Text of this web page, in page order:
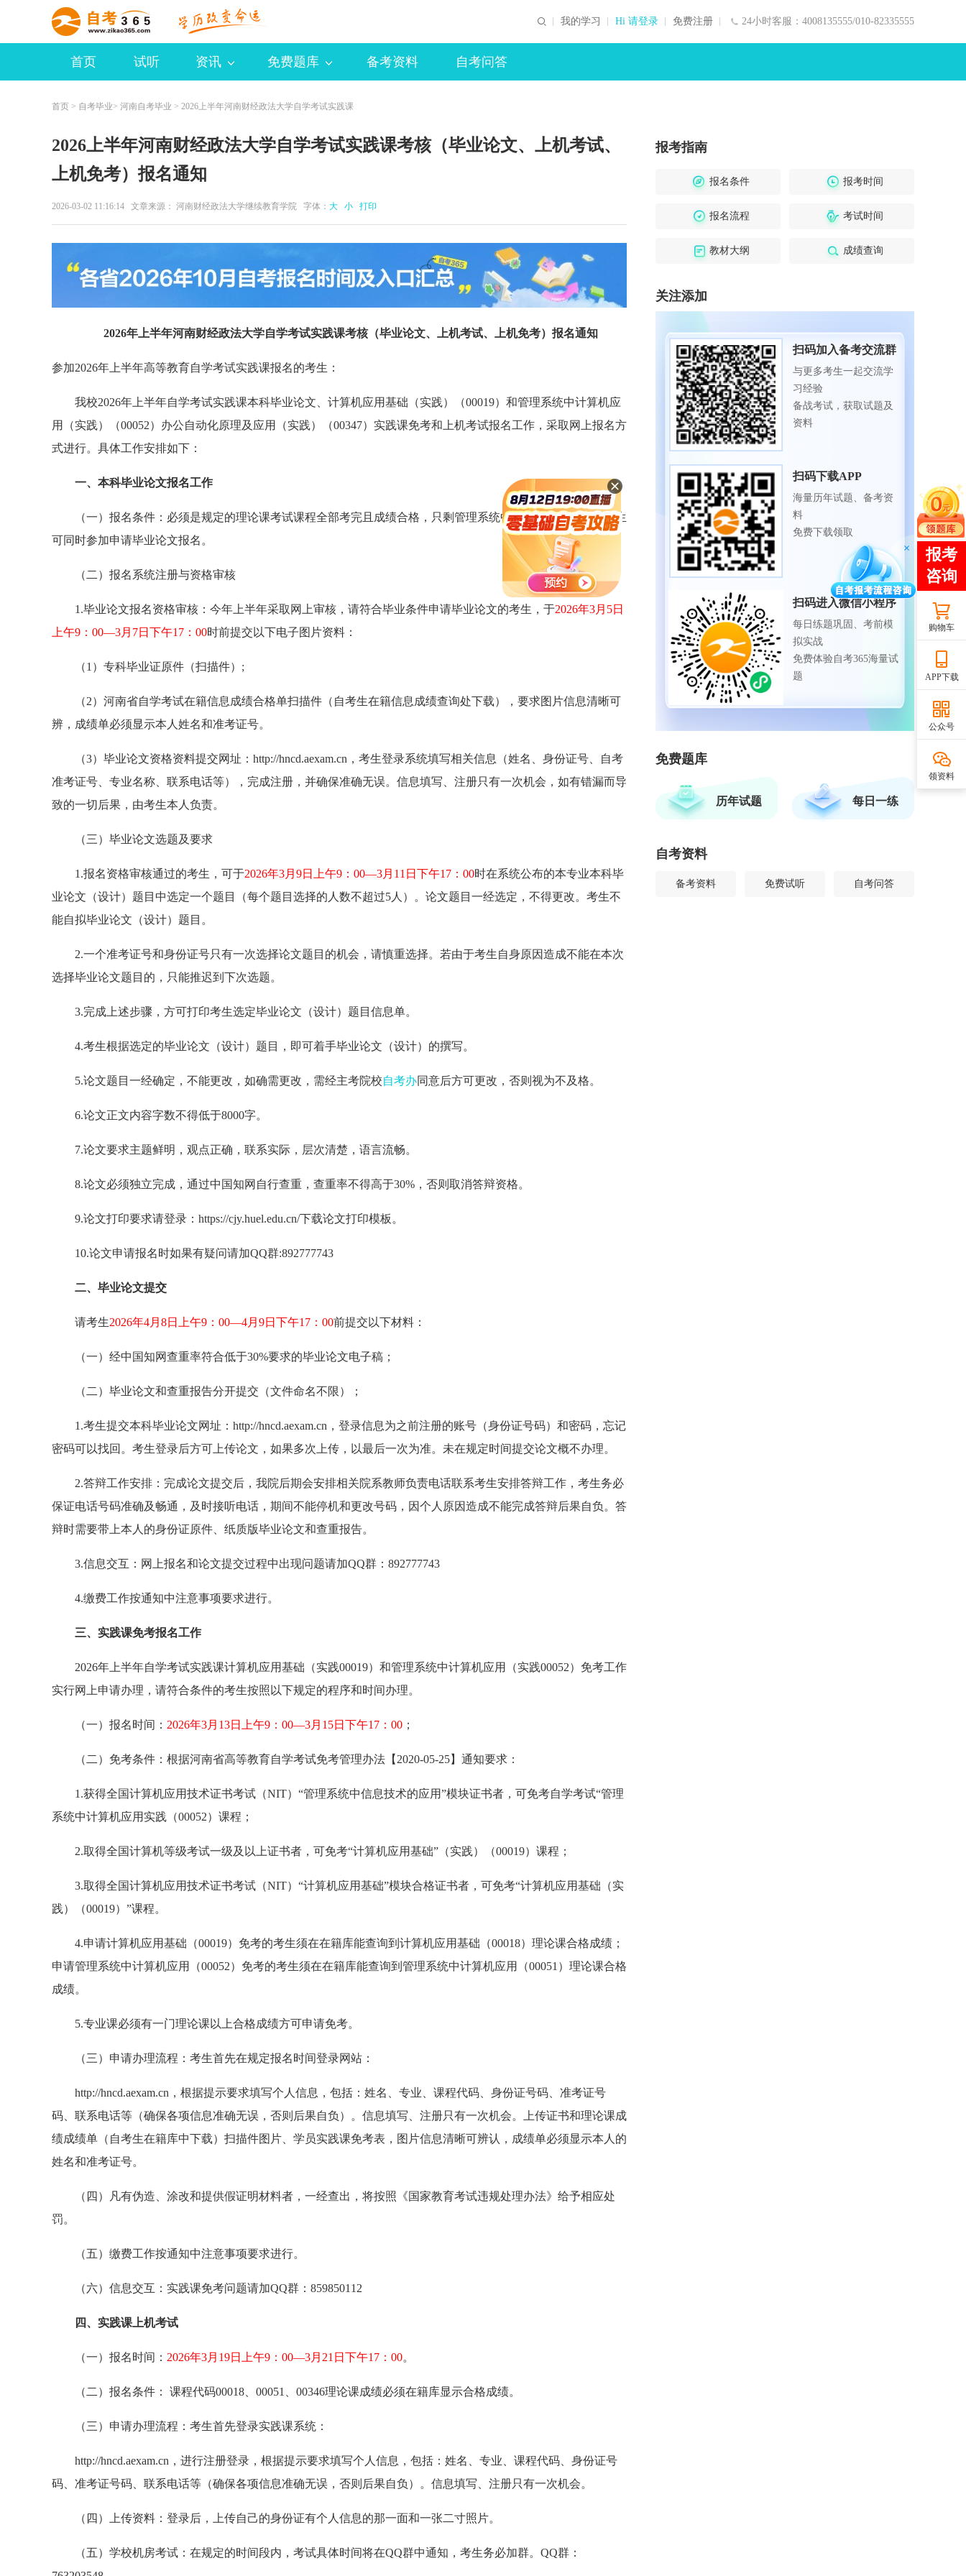
24小时客服：4008135555/010-82335555
我的学习 Hi 请登录 免费注册
首页 试听 资讯 免费题库 备考资料 自考问答
首页 > 自考毕业> 河南自考毕业 > 2026上半年河南财经政法大学自学考试实践课
2026上半年河南财经政法大学自学考试实践课考核（毕业论文、上机考试、
上机免考）报名通知
2026-03-02 11:16:14 文章来源： 河南财经政法大学继续教育学院 字体： 大 小 打印
2026年上半年河南财经政法大学自学考试实践课考核（毕业论文、上机考试、上机免考）报名通知
参加2026年上半年高等教育自学考试实践课报名的考生：
我校2026年上半年自学考试实践课本科毕业论文、计算机应用基础（实践）（00019）和管理系统中计算机应
用（实践）（00052）办公自动化原理及应用（实践）（00347）实践课免考和上机考试报名工作，采取网上报名方
式进行。具体工作安排如下：
一、本科毕业论文报名工作
（一）报名条件：必须是规定的理论课考试课程全部考完且成绩合格，只剩管理系统中计算机应用实践的考生
可同时参加申请毕业论文报名。
（二）报名系统注册与资格审核
1.毕业论文报名资格审核：今年上半年采取网上审核，请符合毕业条件申请毕业论文的考生，于2026年3月5日
上午9：00—3月7日下午17：00时前提交以下电子图片资料：
（1）专科毕业证原件（扫描件）;
（2）河南省自学考试在籍信息成绩合格单扫描件（自考生在籍信息成绩查询处下载），要求图片信息清晰可
辨，成绩单必须显示本人姓名和准考证号。
（3）毕业论文资格资料提交网址：http://hncd.aexam.cn，考生登录系统填写相关信息（姓名、身份证号、自考
准考证号、专业名称、联系电话等），完成注册，并确保准确无误。信息填写、注册只有一次机会，如有错漏而导
致的一切后果，由考生本人负责。
（三）毕业论文选题及要求
1.报名资格审核通过的考生，可于2026年3月9日上午9：00—3月11日下午17：00时在系统公布的本专业本科毕
业论文（设计）题目中选定一个题目（每个题目选择的人数不超过5人）。论文题目一经选定，不得更改。考生不
能自拟毕业论文（设计）题目。
2.一个准考证号和身份证号只有一次选择论文题目的机会，请慎重选择。若由于考生自身原因造成不能在本次
选择毕业论文题目的，只能推迟到下次选题。
3.完成上述步骤，方可打印考生选定毕业论文（设计）题目信息单。
4.考生根据选定的毕业论文（设计）题目，即可着手毕业论文（设计）的撰写。
5.论文题目一经确定，不能更改，如确需更改，需经主考院校自考办同意后方可更改，否则视为不及格。
6.论文正文内容字数不得低于8000字。
7.论文要求主题鲜明，观点正确，联系实际，层次清楚，语言流畅。
8.论文必须独立完成，通过中国知网自行查重，查重率不得高于30%，否则取消答辩资格。
9.论文打印要求请登录：https://cjy.huel.edu.cn/下载论文打印模板。
10.论文申请报名时如果有疑问请加QQ群:892777743
二、毕业论文提交
请考生2026年4月8日上午9：00—4月9日下午17：00前提交以下材料：
（一）经中国知网查重率符合低于30%要求的毕业论文电子稿；
（二）毕业论文和查重报告分开提交（文件命名不限）；
1.考生提交本科毕业论文网址：http://hncd.aexam.cn，登录信息为之前注册的账号（身份证号码）和密码，忘记
密码可以找回。考生登录后方可上传论文，如果多次上传，以最后一次为准。未在规定时间提交论文概不办理。
2.答辩工作安排：完成论文提交后，我院后期会安排相关院系教师负责电话联系考生安排答辩工作，考生务必
保证电话号码准确及畅通，及时接听电话，期间不能停机和更改号码，因个人原因造成不能完成答辩后果自负。答
辩时需要带上本人的身份证原件、纸质版毕业论文和查重报告。
3.信息交互：网上报名和论文提交过程中出现问题请加QQ群：892777743
4.缴费工作按通知中注意事项要求进行。
三、实践课免考报名工作
2026年上半年自学考试实践课计算机应用基础（实践00019）和管理系统中计算机应用（实践00052）免考工作
实行网上申请办理，请符合条件的考生按照以下规定的程序和时间办理。
（一）报名时间： 2026年3月13日上午9：00—3月15日下午17：00 ；
（二）免考条件：根据河南省高等教育自学考试免考管理办法【2020-05-25】通知要求：
1.获得全国计算机应用技术证书考试（NIT）“管理系统中信息技术的应用”模块证书者，可免考自学考试“管理
系统中计算机应用实践（00052）课程；
2.取得全国计算机等级考试一级及以上证书者，可免考“计算机应用基础”（实践）（00019）课程；
3.取得全国计算机应用技术证书考试（NIT）“计算机应用基础”模块合格证书者，可免考“计算机应用基础（实
践）（00019）”课程。
4.申请计算机应用基础（00019）免考的考生须在在籍库能查询到计算机应用基础（00018）理论课合格成绩；
申请管理系统中计算机应用（00052）免考的考生须在在籍库能查询到管理系统中计算机应用（00051）理论课合格
成绩。
5.专业课必须有一门理论课以上合格成绩方可申请免考。
（三）申请办理流程：考生首先在规定报名时间登录网站：
http://hncd.aexam.cn，根据提示要求填写个人信息，包括：姓名、专业、课程代码、身份证号码、准考证号
码、联系电话等（确保各项信息准确无误，否则后果自负）。信息填写、注册只有一次机会。上传证书和理论课成
绩成绩单（自考生在籍库中下载）扫描件图片、学员实践课免考表，图片信息清晰可辨认，成绩单必须显示本人的
姓名和准考证号。
（四）凡有伪造、涂改和提供假证明材料者，一经查出，将按照《国家教育考试违规处理办法》给予相应处
罚。
（五）缴费工作按通知中注意事项要求进行。
（六）信息交互：实践课免考问题请加QQ群：859850112
四、实践课上机考试
（一）报名时间： 2026年3月19日上午9：00—3月21日下午17：00。
（二）报名条件： 课程代码00018、00051、00346理论课成绩必须在籍库显示合格成绩。
（三）申请办理流程：考生首先登录实践课系统：
http://hncd.aexam.cn，进行注册登录，根据提示要求填写个人信息，包括：姓名、专业、课程代码、身份证号
码、准考证号码、联系电话等（确保各项信息准确无误，否则后果自负）。信息填写、注册只有一次机会。
（四）上传资料：登录后，上传自己的身份证有个人信息的那一面和一张二寸照片。
（五）学校机房考试：在规定的时间段内，考试具体时间将在QQ群中通知，考生务必加群。QQ群：
报考指南
报名条件 报考时间
报名流程 考试时间
教材大纲 成绩查询
关注添加
扫码加入备考交流群
与更多考生一起交流学
习经验
备战考试，获取试题及
资料
扫码下载APP
海量历年试题、备考资
料
免费下载领取
扫码进入微信小程序
每日练题巩固、考前模
拟实战
免费体验自考365海量试
题
免费题库
历年试题 每日一练
自考资料
备考资料 免费试听 自考问答
购物车
APP下载
公众号
领资料